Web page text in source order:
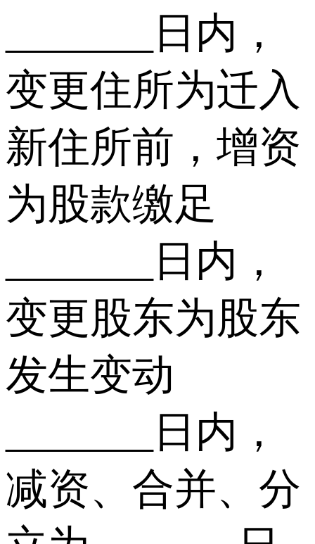
_______日内，
变更住所为迁入
新住所前，增资
为股款缴足
_______日内，
变更股东为股东
发生变动
_______日内，
减资、合并、分